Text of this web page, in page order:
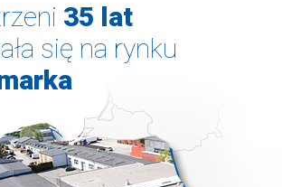
35 lat
się na rynku